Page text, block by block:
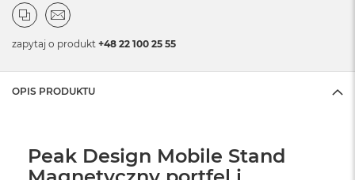
zapytaj o produkt +48 22 100 25 55
OPIS PRODUKTU
Peak Design Mobile Stand